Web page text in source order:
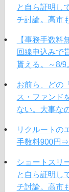
と自ら証明し
チ討論。高市
【事務手数
回線申込みで
貰える。～8/9
お前ら、どの
ス・ファンド
ない。大事な
リクルートの
手数料900円⇒
ショートスリ
と自ら証明し
チ討論。高市